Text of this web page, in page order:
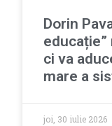
Dorin
ci va
mare a
joi, 30 iulie 2026